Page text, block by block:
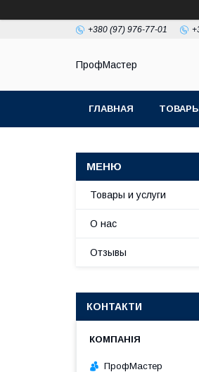
+380 (97) 976-77-01
ПрофМастер
ГЛАВНАЯ
Товары и услуги
О нас
Отзывы
КОНТАКТИ
ПрофМастер